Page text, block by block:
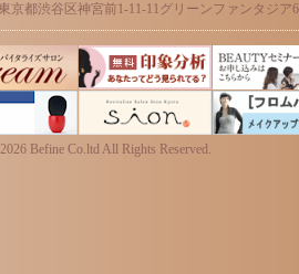
京都渋谷区神宮前1-11-11グリーンファンタジア
2026 Befine Co.ltd All Rights Reserved.